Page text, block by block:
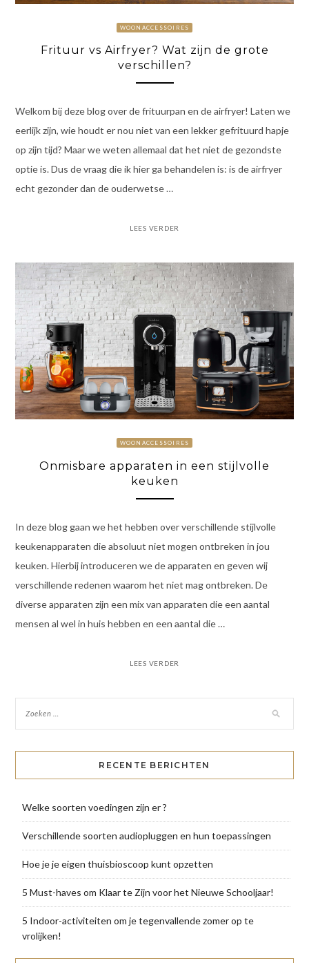
WOONACCESSOIRES
Frituur vs Airfryer? Wat zijn de grote
verschillen?
Welkom bij deze blog over de frituurpan en de airfryer! Laten we
eerlijk zijn, wie houdt er nou niet van een lekker gefrituurd hapje
op zijn tijd? Maar we weten allemaal dat het niet de gezondste
optie is. Dus de vraag die ik hier ga behandelen is: is de airfryer
echt gezonder dan de ouderwetse …
LEES VERDER
WOONACCESSOIRES
Onmisbare apparaten in een stijlvolle
keuken
In deze blog gaan we het hebben over verschillende stijlvolle
keukenapparaten die absoluut niet mogen ontbreken in jou
keuken. Hierbij introduceren we de apparaten en geven wij
verschillende redenen waarom het niet mag ontbreken. De
diverse apparaten zijn een mix van apparaten die een aantal
mensen al wel in huis hebben en een aantal die …
LEES VERDER
RECENTE BERICHTEN
Welke soorten voedingen zijn er ?
Verschillende soorten audiopluggen en hun toepassingen
Hoe je je eigen thuisbioscoop kunt opzetten
5 Must-haves om Klaar te Zijn voor het Nieuwe Schooljaar!
5 Indoor-activiteiten om je tegenvallende zomer op te
vrolijken!